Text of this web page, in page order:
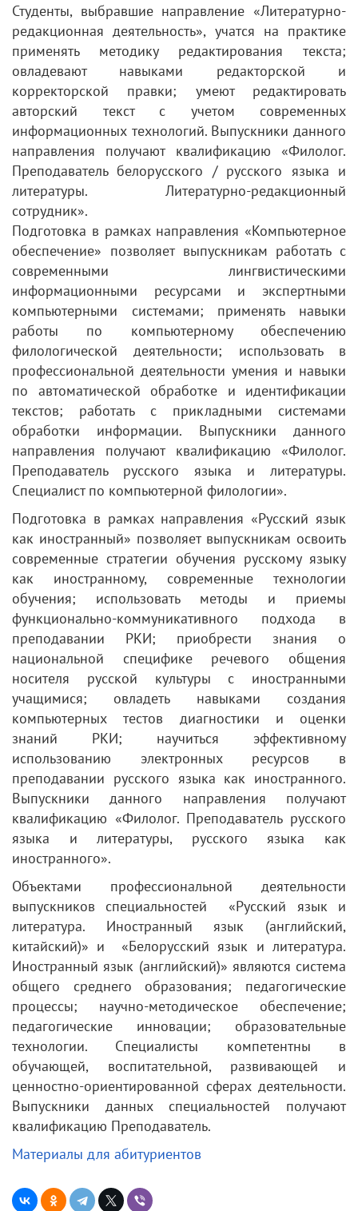
Студенты, выбравшие направление «Литературно-
редакционная деятельность», учатся на практике
применять методику редактирования текста;
овладевают навыками редакторской и
корректорской правки; умеют редактировать
авторский текст с учетом современных
информационных технологий. Выпускники данного
направления получают квалификацию «Филолог.
Преподаватель белорусского / русского языка и
литературы. Литературно-редакционный
сотрудник».
Подготовка в рамках направления «Компьютерное
обеспечение» позволяет выпускникам работать с
современными лингвистическими
информационными ресурсами и экспертными
компьютерными системами; применять навыки
работы по компьютерному обеспечению
филологической деятельности; использовать в
профессиональной деятельности умения и навыки
по автоматической обработке и идентификации
текстов; работать с прикладными системами
обработки информации. Выпускники данного
направления получают квалификацию «Филолог.
Преподаватель русского языка и литературы.
Специалист по компьютерной филологии».
Подготовка в рамках направления «Русский язык
как иностранный» позволяет выпускникам освоить
современные стратегии обучения русскому языку
как иностранному, современные технологии
обучения; использовать методы и приемы
функционально-коммуникативного подхода в
преподавании РКИ; приобрести знания о
национальной специфике речевого общения
носителя русской культуры с иностранными
учащимися; овладеть навыками создания
компьютерных тестов диагностики и оценки
знаний РКИ; научиться эффективному
использованию электронных ресурсов в
преподавании русского языка как иностранного.
Выпускники данного направления получают
квалификацию «Филолог. Преподаватель русского
языка и литературы, русского языка как
иностранного».
Объектами профессиональной деятельности
выпускников специальностей «Русский язык и
литература. Иностранный язык (английский,
китайский)» и «Белорусский язык и литература.
Иностранный язык (английский)» являются система
общего среднего образования; педагогические
процессы; научно-методическое обеспечение;
педагогические инновации; образовательные
технологии. Специалисты компетентны в
обучающей, воспитательной, развивающей и
ценностно-ориентированной сферах деятельности.
Выпускники данных специальностей получают
квалификацию Преподаватель.
Материалы для абитуриентов